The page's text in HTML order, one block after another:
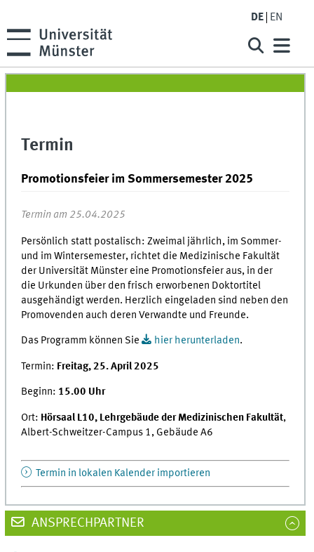
DE EN
Termin
Promotionsfeier im Sommersemester 2025
Termin am 25.04.2025
Persönlich statt postalisch: Zweimal jährlich, im Sommer-
und im Wintersemester, richtet die Medizinische Fakultät
der Universität Münster eine Promotionsfeier aus, in der
die Urkunden über den frisch erworbenen Doktortitel
ausgehändigt werden. Herzlich eingeladen sind neben den
Promovenden auch deren Verwandte und Freunde.
Das Programm können Sie hier herunterladen.
Termin: Freitag, 25. April 2025
Beginn: 15.00 Uhr
Ort: Hörsaal L10, Lehrgebäude der Medizinischen Fakultät,
Albert-Schweitzer-Campus 1, Gebäude A6
Termin in lokalen Kalender importieren
ANSPRECHPARTNER